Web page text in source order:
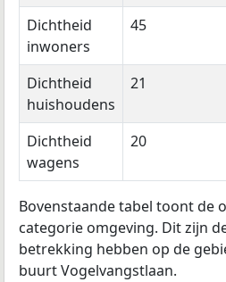
Dichtheid
inwoners
45
Dichtheid
huishoudens
21
Dichtheid
wagens
20
Bovenstaande tabel toont de
categorie omgeving. Dit zijn
betrekking hebben op de
buurt Vogelvangstlaan.